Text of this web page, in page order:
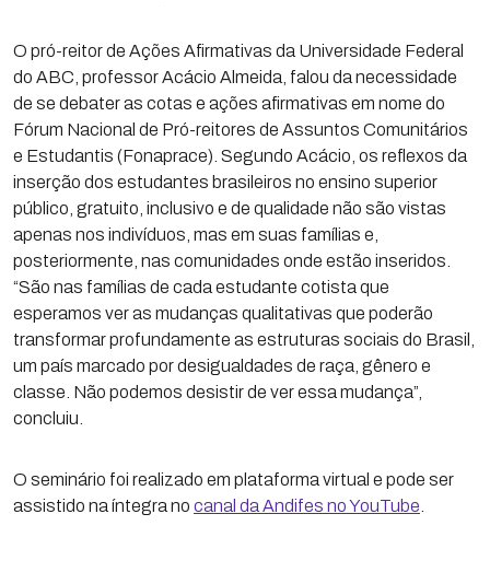
O pró-reitor de Ações Afirmativas da Universidade Federal
do ABC, professor Acácio Almeida, falou da necessidade
de se debater as cotas e ações afirmativas em nome do
Fórum Nacional de Pró-reitores de Assuntos Comunitários
e Estudantis (Fonaprace). Segundo Acácio, os reflexos da
inserção dos estudantes brasileiros no ensino superior
público, gratuito, inclusivo e de qualidade não são vistas
apenas nos indivíduos, mas em suas famílias e,
posteriormente, nas comunidades onde estão inseridos.
“São nas famílias de cada estudante cotista que
esperamos ver as mudanças qualitativas que poderão
transformar profundamente as estruturas sociais do Brasil,
um país marcado por desigualdades de raça, gênero e
classe. Não podemos desistir de ver essa mudança”,
concluiu.
O seminário foi realizado em plataforma virtual e pode ser
assistido na íntegra no canal da Andifes no YouTube